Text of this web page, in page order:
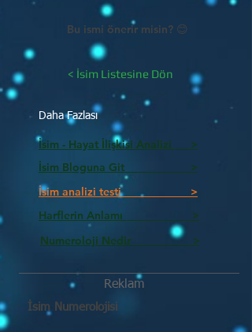
Bu ismi önerir misin? 😊
< İsim Listesine Dön
Daha Fazlası
İsim - Hayat İlişkisi Analizi >
İsim Bloguna Git >
İsim analizi testi >
Harflerin Anlamı >
Numeroloji Nedir_________ >
Reklam
İsim Numerolojisi